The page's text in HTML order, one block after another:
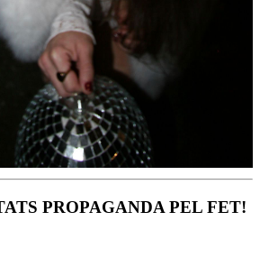
PROPAGANDA PEL FET!